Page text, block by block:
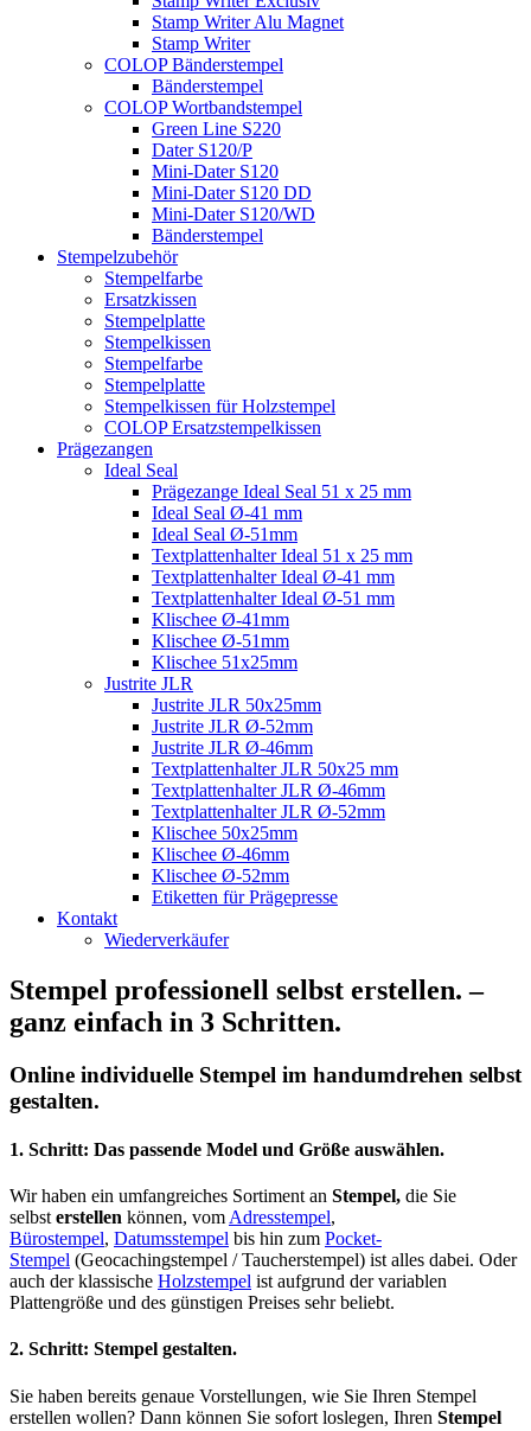
Stamp Writer Alu Magnet
Stamp Writer
COLOP Bänderstempel
Bänderstempel
COLOP Wortbandstempel
Green Line S220
Dater S120/P
Mini-Dater S120
Mini-Dater S120 DD
Mini-Dater S120/WD
Bänderstempel
Stempelzubehör
Stempelfarbe
Ersatzkissen
Stempelplatte
Stempelkissen
Stempelfarbe
Stempelplatte
Stempelkissen für Holzstempel
COLOP Ersatzstempelkissen
Prägezangen
Ideal Seal
Prägezange Ideal Seal 51 x 25 mm
Ideal Seal Ø-41 mm
Ideal Seal Ø-51mm
Textplattenhalter Ideal 51 x 25 mm
Textplattenhalter Ideal Ø-41 mm
Textplattenhalter Ideal Ø-51 mm
Klischee Ø-41mm
Klischee Ø-51mm
Klischee 51x25mm
Justrite JLR
Justrite JLR 50x25mm
Justrite JLR Ø-52mm
Justrite JLR Ø-46mm
Textplattenhalter JLR 50x25 mm
Textplattenhalter JLR Ø-46mm
Textplattenhalter JLR Ø-52mm
Klischee 50x25mm
Klischee Ø-46mm
Klischee Ø-52mm
Etiketten für Prägepresse
Kontakt
Wiederverkäufer
Stempel professionell selbst erstellen. –
ganz einfach in 3 Schritten.
Online individuelle Stempel im handumdrehen selbst
gestalten.
1. Schritt: Das passende Model und Größe auswählen.
Wir haben ein umfangreiches Sortiment an Stempel, die Sie
selbst erstellen können, vom Adresstempel,
Bürostempel, Datumsstempel bis hin zum Pocket-
Stempel (Geocachingstempel / Taucherstempel) ist alles dabei. Oder
auch der klassische Holzstempel ist aufgrund der variablen
Plattengröße und des günstigen Preises sehr beliebt.
2. Schritt: Stempel gestalten.
Sie haben bereits genaue Vorstellungen, wie Sie Ihren Stempel
erstellen wollen? Dann können Sie sofort loslegen, Ihren Stempel